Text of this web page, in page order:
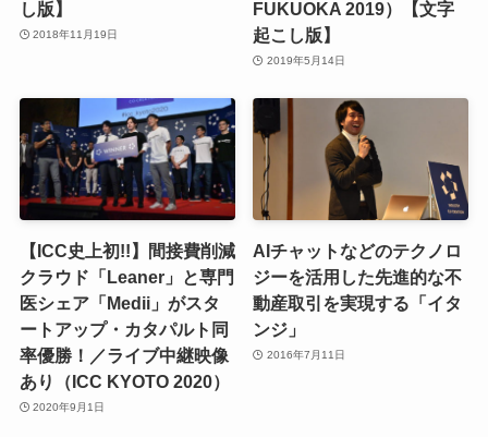
し版】
2018年11月19日
FUKUOKA 2019）【文字
起こし版】
2019年5月14日
【ICC史上初!!】間接費削減
クラウド「Leaner」と専門
医シェア「Medii」がスタ
ートアップ・カタパルト同
率優勝！／ライブ中継映像
あり（ICC KYOTO 2020）
2020年9月1日
AIチャットなどのテクノロ
ジーを活用した先進的な不
動産取引を実現する「イタ
ンジ」
2016年7月11日